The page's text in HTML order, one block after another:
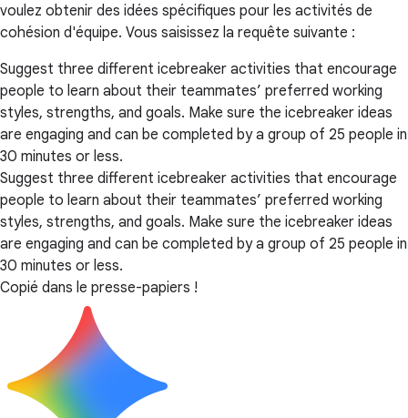
voulez obtenir des idées spécifiques pour les activités de
cohésion d'équipe. Vous saisissez la requête suivante :
Suggest three different icebreaker activities that encourage
people to learn about their teammates’ preferred working
styles, strengths, and goals. Make sure the icebreaker ideas
are engaging and can be completed by a group of 25 people in
30 minutes or less.
Suggest three different icebreaker activities that encourage
people to learn about their teammates’ preferred working
styles, strengths, and goals. Make sure the icebreaker ideas
are engaging and can be completed by a group of 25 people in
30 minutes or less.
Copié dans le presse-papiers !